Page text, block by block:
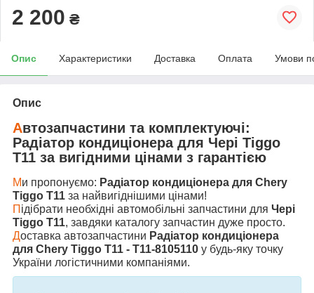
2 200 ₴
Опис Характеристики Доставка Оплата Умови
Опис
Автозапчастини та комплектуючі:
Радіатор кондиціонерадля Чері Tiggo
T11 за вигідними цінами з гарантією
Ми пропонуємо: Радіатор кондиціонера для Chery
Tiggo T11 за найвигіднішими цінами!
П ідібрати необхідні автомобільні запчастини для Чері
Tiggo T11, завдяки каталогу запчастин дуже просто.
Доставка автозапчастини Радіатор кондиціонера
для Chery Tiggo T11 - T11-8105110 у будь-яку точку
України логістичними компаніями.